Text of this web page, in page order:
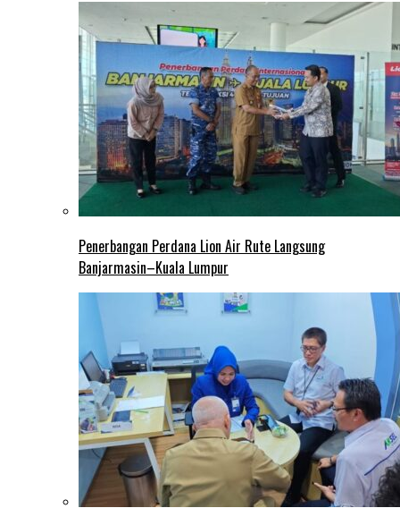
Penerbangan Perdana Lion Air Rute Langsung
Banjarmasin–Kuala Lumpur